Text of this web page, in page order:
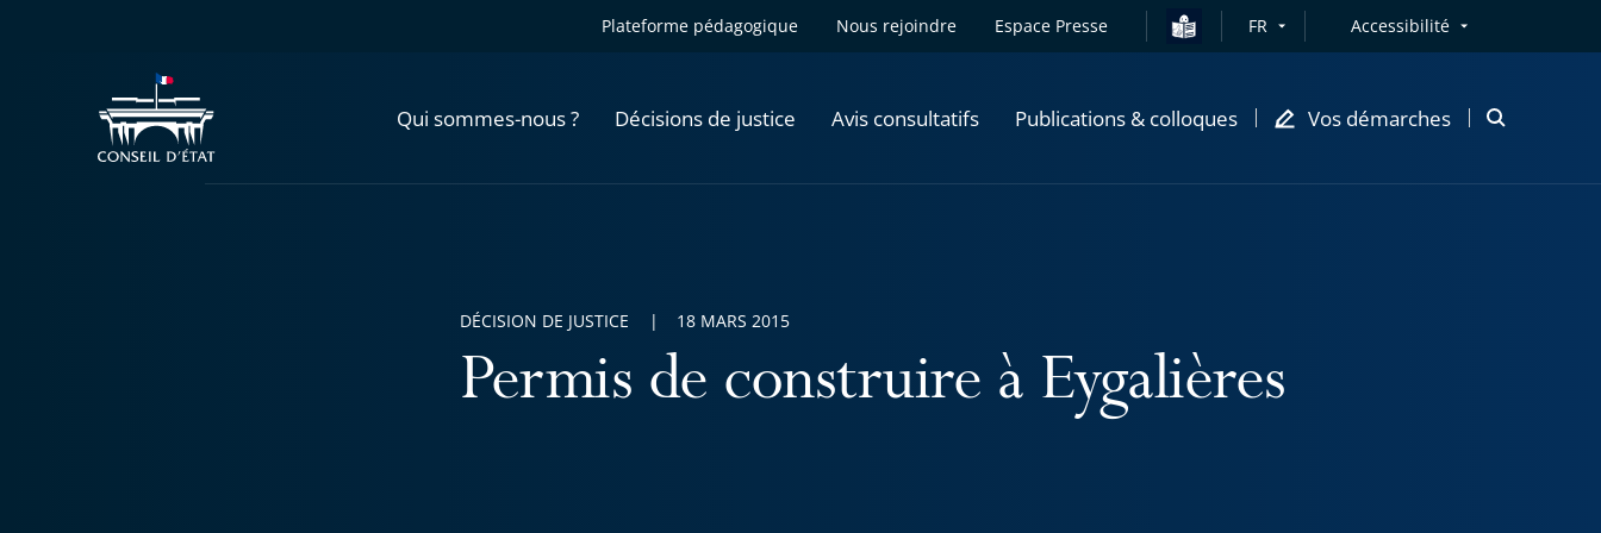
Plateforme pédagogique Nous rejoindre Espace Presse FR Accessibilité
Qui sommes-nous ? Décisions de justice Avis consultatifs Publications & colloques Vos démarches
Ouvrir
Permis de construire à Eygalières
DÉCISION DE JUSTICE 18 MARS 2015